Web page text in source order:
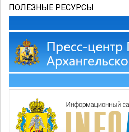
ПОЛЕЗНЫЕ РЕСУРСЫ